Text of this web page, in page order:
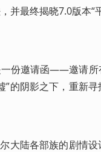
并最终揭晓7.0版本“
份邀请函——邀请所
”的阴影之下，重新
大陆各部族的剧情